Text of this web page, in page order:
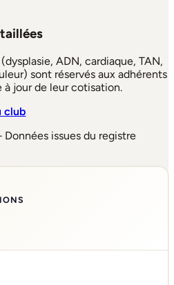
ADN, cardiaque, TAN,
sont réservés aux adhérents
à jour de leur cotisation.
club
issues du registre